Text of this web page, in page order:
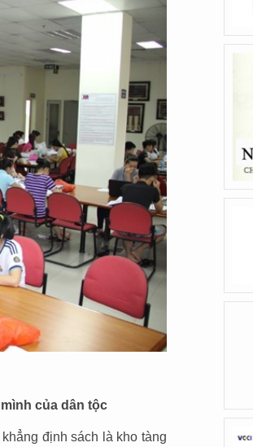
của dân tộc
định sách là kho tàng